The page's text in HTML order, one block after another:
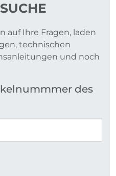
auf Ihre Fragen, laden
technischen
und noch
des